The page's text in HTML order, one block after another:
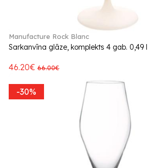
Manufacture Rock Blanc
Sarkanvīna glāze, komplekts 4 gab. 0,49 l
46.20€ 66.00€
-30%